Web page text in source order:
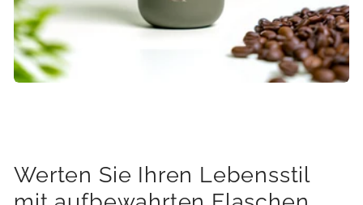
Werten Sie Ihren Lebensstil